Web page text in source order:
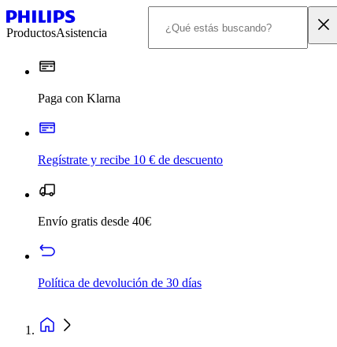
ProductosAsistencia
Paga con Klarna
Regístrate y recibe 10 € de descuento
Envío gratis desde 40€
Política de devolución de 30 días